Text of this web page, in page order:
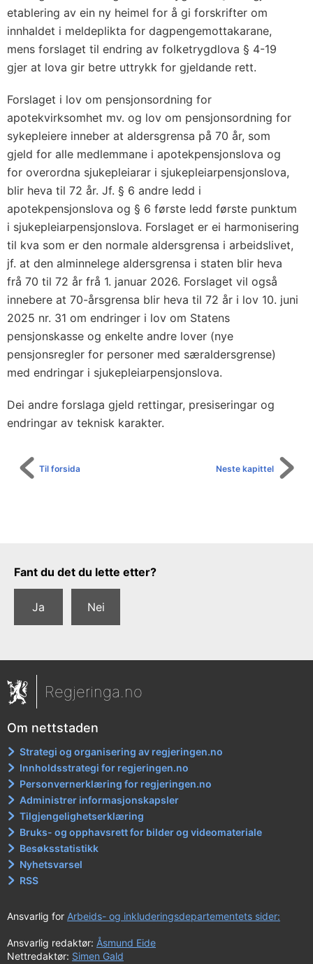
etablering av ein ny heimel for å gi forskrifter om
innhaldet i meldeplikta for dagpengemottakarane,
mens forslaget til endring av folketrygdlova § 4-19
gjer at lova gir betre uttrykk for gjeldande rett.
Forslaget i lov om pensjonsordning for
apotekvirksomhet mv. og lov om pensjonsordning for
sykepleiere inneber at aldersgrensa på 70 år, som
gjeld for alle medlemmane i apotekpensjonslova og
for overordna sjukepleiarar i sjukepleiarpensjonslova,
blir heva til 72 år. Jf. § 6 andre ledd i
apotekpensjonslova og § 6 første ledd første punktum
i sjukepleiarpensjonslova. Forslaget er ei harmonisering
til kva som er den normale aldersgrensa i arbeidslivet,
jf. at den alminnelege aldersgrensa i staten blir heva
frå 70 til 72 år frå 1. januar 2026. Forslaget vil også
innebere at 70-årsgrensa blir heva til 72 år i lov 10. juni
2025 nr. 31 om endringer i lov om Statens
pensjonskasse og enkelte andre lover (nye
pensjonsregler for personer med særaldersgrense)
med endringar i sjukepleiarpensjonslova.
Dei andre forslaga gjeld rettingar, presiseringar og
endringar av teknisk karakter.
Neste kapittel
Til forsida
Tilbakemeldingsskjema
Fant du det du lette etter?
Ja Nei
Regjeringa.no
Om nettstaden
Strategi og organisering av regjeringen.no
Innholdsstrategi for regjeringen.no
Personvernerklæring for regjeringen.no
Administrer informasjonskapsler
Tilgjengelighetserklæring
Bruks- og opphavsrett for bilder og videomateriale
Besøksstatistikk
Nyhetsvarsel
RSS
Ansvarlig for Arbeids- og inkluderingsdepartementets sider:
Ansvarlig redaktør: Åsmund Eide
Nettredaktør: Simen Gald